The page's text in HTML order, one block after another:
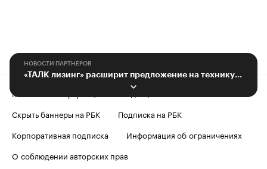
НОВОСТИ ПАРТНЕРОВ
Контактная информация
Редакция
Скрыть баннеры на РБК
Подписка на РБК
Корпоративная подписка
Информация об ограничениях
О соблюдении авторских прав